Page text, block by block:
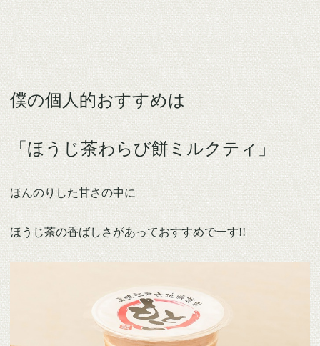
僕の個人的おすすめは
「ほうじ茶わらび餅ミルクティ」
ほんのりした甘さの中に
ほうじ茶の香ばしさがあっておすすめでーす!!